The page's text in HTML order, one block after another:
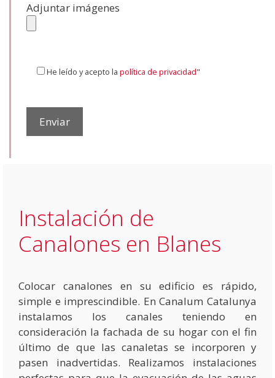
Adjuntar imágenes
He leído y acepto lapolítica de privacidad"
Instalación de
Canalones en Blanes
Colocar canalones en su edificio es rápido,
simple e imprescindible. En Canalum Catalunya
instalamos los canales teniendo en
consideración la fachada de su hogar con el fin
último de que las canaletas se incorporen y
pasen inadvertidas. Realizamos instalaciones